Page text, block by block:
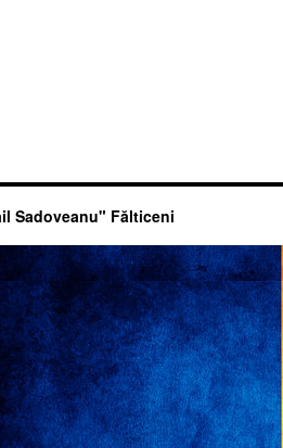
Sadoveanu" Fălticeni